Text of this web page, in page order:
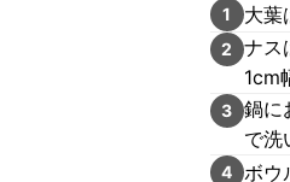
1 大葉
2
ナス
1cm
3 鍋に
で洗
4 ボウ